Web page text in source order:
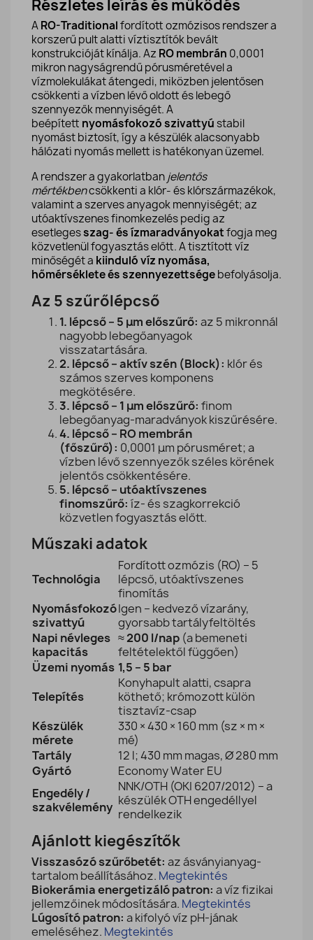
Részletes leírás és működés
ARO-Traditionalfordított ozmózisos rendszer a
korszerű pult alatti víztisztítók bevált
konstrukcióját kínálja. Az RO membrán 0,0001
mikron nagyságrendű pórusméretével a
vízmolekulákat átengedi, miközben jelentősen
csökkenti a vízben lévő oldott és lebegő
szennyezők mennyiségét. A
beépített nyomásfokozó szivattyú stabil
nyomást biztosít, így a készülék alacsonyabb
hálózati nyomás mellett is hatékonyan üzemel.
A rendszer a gyakorlatbanjelentős
mértékbencsökkenti a klór- és klórszármazékok,
valamint a szerves anyagok mennyiségét; az
utóaktívszenes finomkezelés pedig az
esetlegesszag- és ízmaradványokatfogja meg
közvetlenül fogyasztás előtt. A tisztított víz
minőségét a kiinduló víz nyomása,
hőmérséklete és szennyezettségebefolyásolja.
Az 5 szűrőlépcső
1. lépcső – 5 μm előszűrő: az 5 mikronnál
nagyobb lebegőanyagok
visszatartására.
2. lépcső – aktív szén (Block): klór és
számos szerves komponens
megkötésére.
3. lépcső – 1 μm előszűrő: finom
lebegőanyag-maradványok kiszűrésére.
4. lépcső – RO membrán
(főszűrő): 0,0001 μm pórusméret; a
vízben lévő szennyezők széles körének
jelentős csökkentésére.
5. lépcső – utóaktívszenes
finomszűrő: íz- és szagkorrekció
közvetlen fogyasztás előtt.
Műszaki adatok
Technológia
Fordított ozmózis (RO) – 5
lépcső, utóaktívszenes
finomítás
Nyomásfokozó
szivattyú
Igen – kedvező vízarány,
gyorsabb tartályfeltöltés
Napi névleges
kapacitás
≈200 l/nap (a bemeneti
feltételektől függően)
Üzemi nyomás 1,5 – 5 bar
Telepítés
Konyhapult alatti, csapra
köthető; krómozott külön
tisztavíz-csap
Készülék
mérete
330 × 430 × 160 mm (sz × m ×
mé)
Tartály
12 l; 430 mm magas, Ø 280 mm
Gyártó
Economy Water EU
Engedély /
szakvélemény
NNK/OTH (OKI 6207/2012) – a
készülék OTH engedéllyel
rendelkezik
Ajánlott kiegészítők
Visszasózó szűrőbetét: az ásványianyag-
tartalom beállításához. Megtekintés
Biokerámia energetizáló patron: a víz fizikai
jellemzőinek módosítására. Megtekintés
Lúgosító patron: a kifolyó víz pH-jának
emeléséhez. Megtekintés